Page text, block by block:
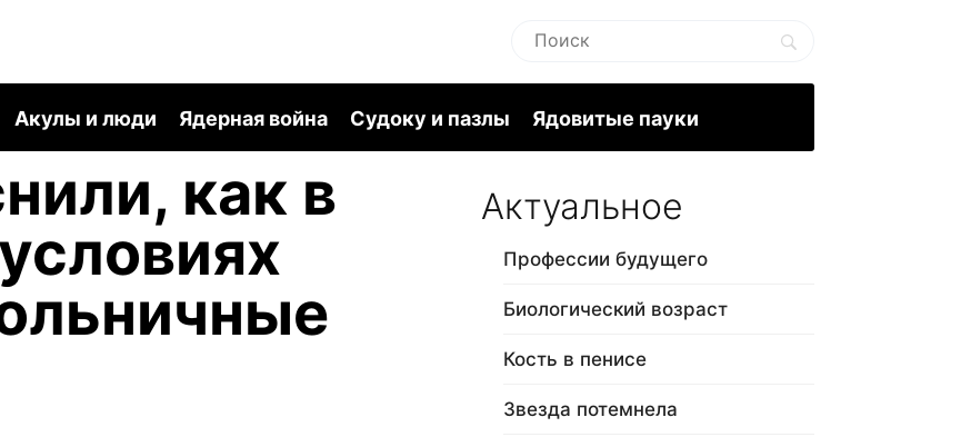
Акулы и люди Ядерная война Судоку и пазлы Ядовитые пауки
как в
Актуальное
Профессии будущего
Биологический возраст
Кость в пенисе
Звезда потемнела